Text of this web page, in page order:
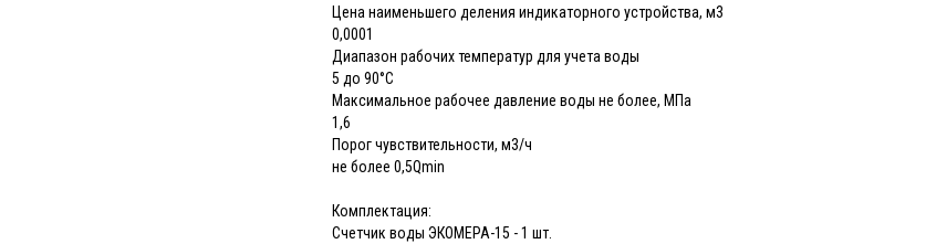
Цена наименьшего деления индикаторного устройства, м3
0,0001
Диапазон рабочих температур для учета воды
5 до 90°С
Максимальное рабочее давление воды не более, МПа
1,6
Порог чувствительности, м3/ч
не более 0,5Qmin
Комплектация:
Счетчик воды ЭКОМЕРА-15 - 1 шт.